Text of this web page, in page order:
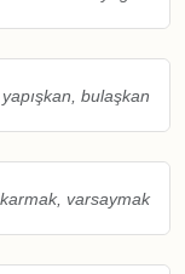
yapışkan, bulaşkan
varsaymak